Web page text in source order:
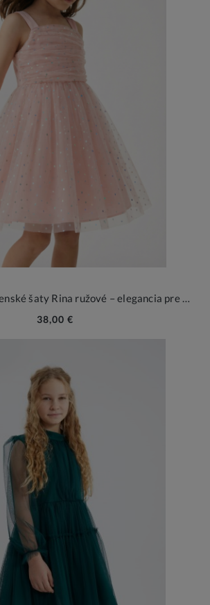
Slávnostné dievčenské šaty Rina ružové – elegancia pre malé princezné
38,00 €